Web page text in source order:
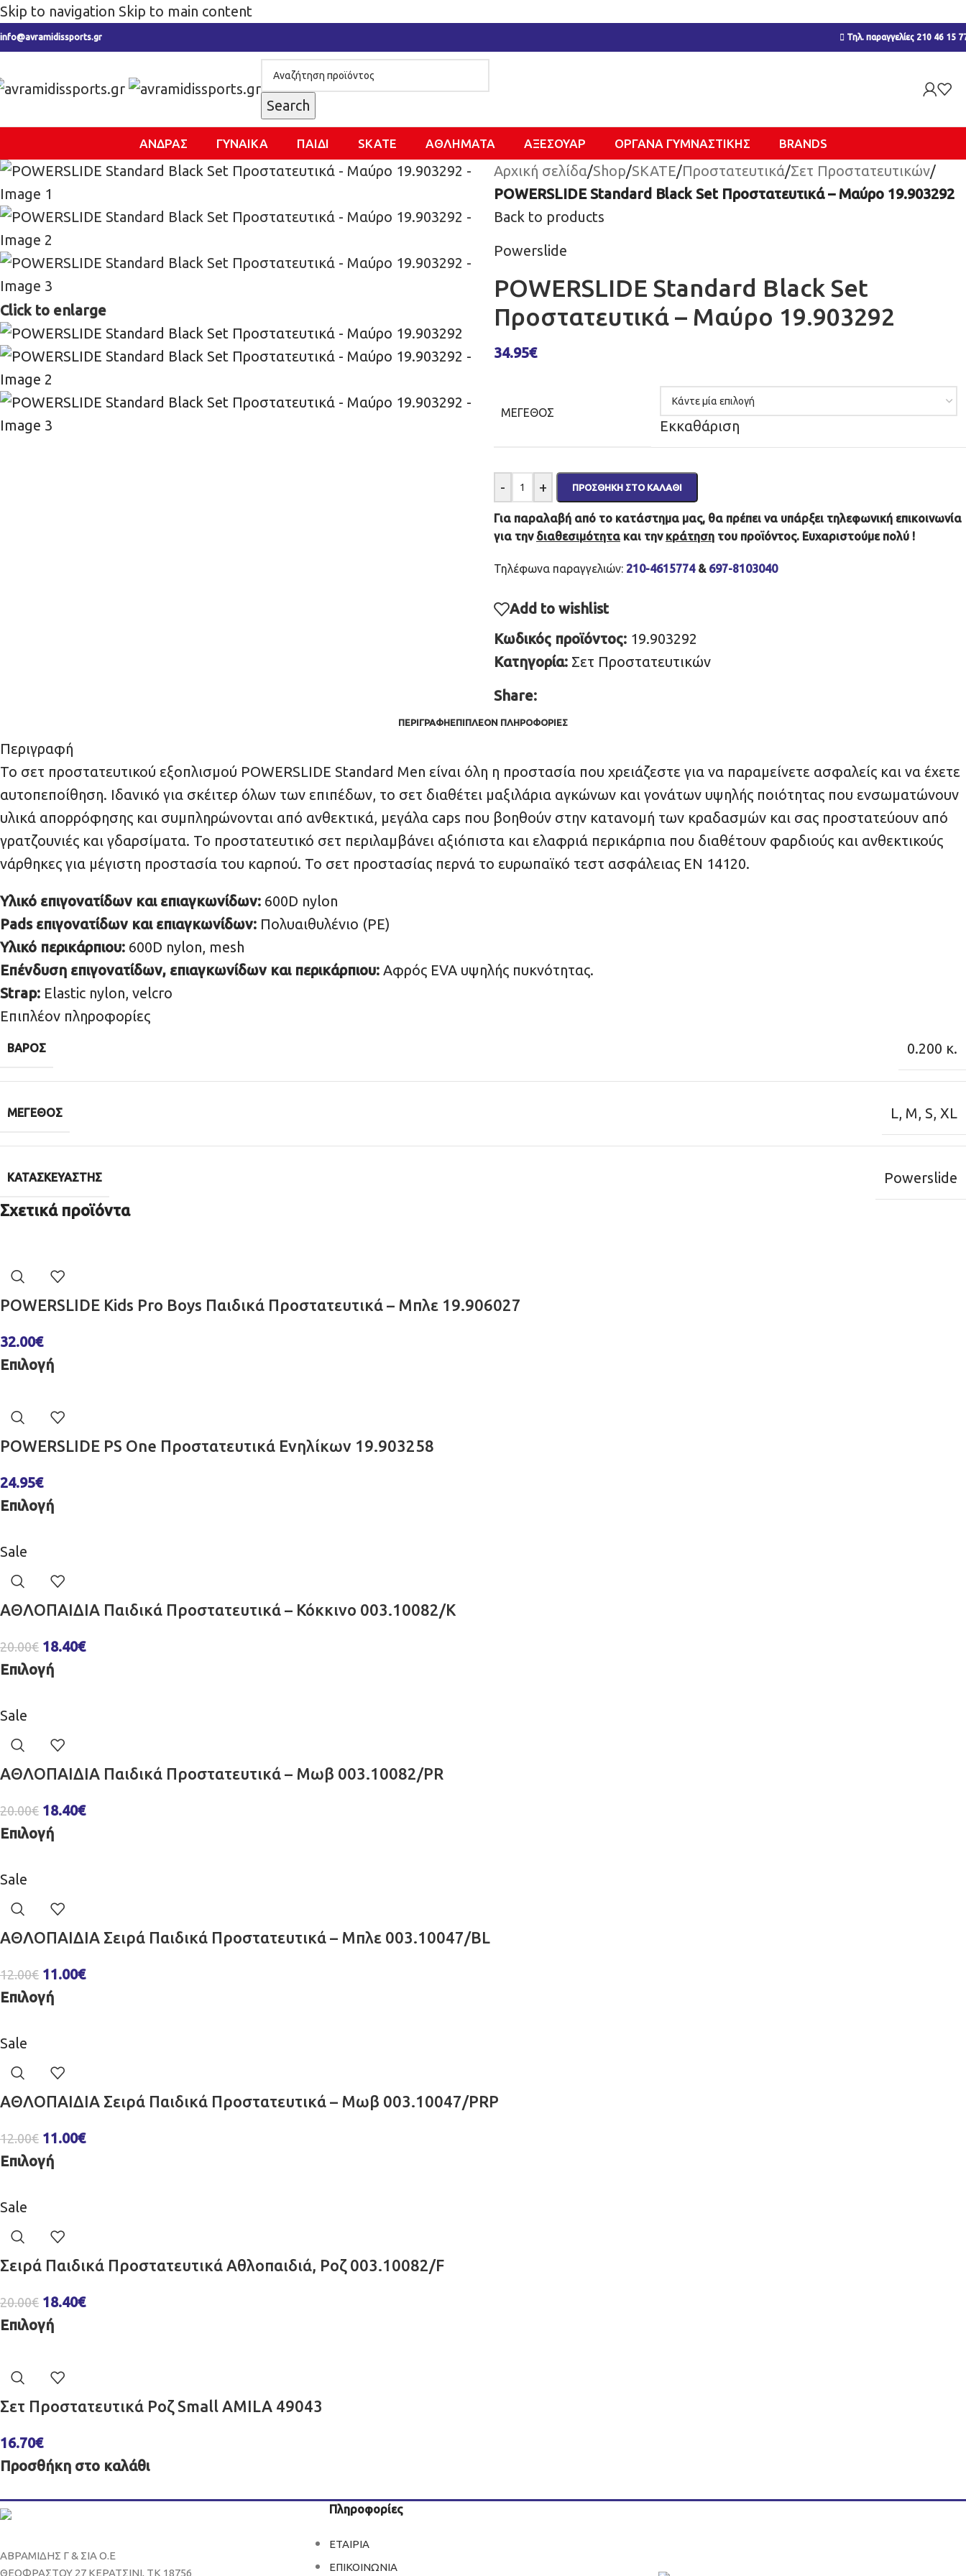
Skip to navigation Skip to main content
info@avramidissports.gr Τηλ. παραγγελίες 210 46 15
Search
ΑΝΔΡΑΣ ΓΥΝΑΙΚΑ ΠΑΙΔΙ SKATE ΑΘΛΗΜΑΤΑ ΑΞΕΣΟΥΑΡ ΌΡΓΑΝΑ ΓΥΜΝΑΣΤΙΚΉΣ BRANDS
Click to enlarge
Αρχική σελίδα/Shop/SKATE/Προστατευτικά/Σετ Προστατευτικών/
POWERSLIDE Standard Black Set Προστατευτικά – Μαύρο 19.903292
Back to products
Powerslide
POWERSLIDE Standard Black Set
Προστατευτικά – Μαύρο 19.903292
34.95€
ΜΈΓΕΘΟΣ
Εκκαθάριση
- + ΠΡΟΣΘΉΚΗ ΣΤΟ ΚΑΛΆΘΙ
Για παραλαβή από το κατάστημα μας, θα πρέπει να υπάρξει τηλεφωνική επικοινωνία
για την διαθεσιμότητα και την κράτηση του προϊόντος. Ευχαριστούμε πολύ !
Τηλέφωνα παραγγελιών: 210-4615774& 697-8103040
Add to wishlist
Κωδικός προϊόντος: 19.903292
Κατηγορία: Σετ Προστατευτικών
Share:
ΠΕΡΙΓΡΑΦΉΕΠΙΠΛΈΟΝ ΠΛΗΡΟΦΟΡΊΕΣ
Περιγραφή
Το σετ προστατευτικού εξοπλισμού POWERSLIDE Standard Men είναι όλη η προστασία που χρειάζεστε για να παραμείνετε ασφαλείς και να έχετε
αυτοπεποίθηση. Ιδανικό για σκέιτερ όλων των επιπέδων, το σετ διαθέτει μαξιλάρια αγκώνων και γονάτων υψηλής ποιότητας που ενσωματώνουν
υλικά απορρόφησης και συμπληρώνονται από ανθεκτικά, μεγάλα caps που βοηθούν στην κατανομή των κραδασμών και σας προστατεύουν από
γρατζουνιές και γδαρσίματα. Το προστατευτικό σετ περιλαμβάνει αξιόπιστα και ελαφριά περικάρπια που διαθέτουν φαρδιούς και ανθεκτικούς
νάρθηκες για μέγιστη προστασία του καρπού. Το σετ προστασίας περνά το ευρωπαϊκό τεστ ασφάλειας EN 14120.
Υλικό επιγονατίδων και επιαγκωνίδων: 600D nylon
Pads επιγονατίδων και επιαγκωνίδων: Πολυαιθυλένιο (PE)
Υλικό περικάρπιου: 600D nylon, mesh
Επένδυση επιγονατίδων, επιαγκωνίδων και περικάρπιου: Αφρός EVA υψηλής πυκνότητας.
Strap: Elastic nylon, velcro
Επιπλέον πληροφορίες
ΒΆΡΟΣ 0.200 κ.
ΜΈΓΕΘΟΣ L, M, S, XL
ΚΑΤΑΣΚΕΥΑΣΤΉΣ Powerslide
Σχετικά προϊόντα
POWERSLIDE Kids Pro Boys Παιδικά Προστατευτικά – Μπλε 19.906027
32.00€
Επιλογή
POWERSLIDE PS One Προστατευτικά Ενηλίκων 19.903258
24.95€
Επιλογή
Sale
ΑΘΛΟΠΑΙΔΙΑ Παιδικά Προστατευτικά – Κόκκινο 003.10082/K
20.00€ 18.40€
Επιλογή
Sale
ΑΘΛΟΠΑΙΔΙΑ Παιδικά Προστατευτικά – Μωβ 003.10082/PR
20.00€ 18.40€
Επιλογή
Sale
ΑΘΛΟΠΑΙΔΙΑ Σειρά Παιδικά Προστατευτικά – Μπλε 003.10047/BL
12.00€ 11.00€
Επιλογή
Sale
ΑΘΛΟΠΑΙΔΙΑ Σειρά Παιδικά Προστατευτικά – Μωβ 003.10047/PRP
12.00€ 11.00€
Επιλογή
Sale
Σειρά Παιδικά Προστατευτικά Αθλοπαιδιά, Ροζ 003.10082/F
20.00€ 18.40€
Επιλογή
Σετ Προστατευτικά Ροζ Small AMILA 49043
16.70€
Προσθήκη στο καλάθι
ΑΒΡΑΜΙΔΗΣ Γ & ΣΙΑ Ο.Ε
ΘΕΟΦΡΑΣΤΟΥ 27 ΚΕΡΑΤΣΙΝΙ, ΤΚ 18756
Πληροφορίες
ΕΤΑΙΡΙΑ
ΕΠΙΚΟΙΝΩΝΙΑ